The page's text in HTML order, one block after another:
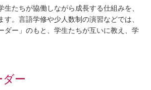
生たちが協働しながら成長する仕組みを、
す。言語学修や少人数制の演習などでは、
ダー」のもと、学生たちが互いに教え、学
ダー